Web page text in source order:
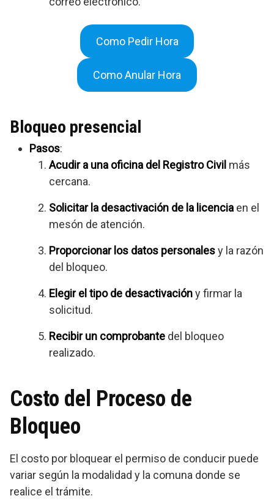
Como Pedir Hora
Como Anular Hora
Bloqueo presencial
Pasos:
Acudir a una oficina del Registro Civil más
cercana.
Solicitar la desactivación de la licencia en el
mesón de atención.
Proporcionar los datos personalesy la razón
del bloqueo.
Elegir el tipo de desactivacióny firmar la
solicitud.
Recibir un comprobante del bloqueo
realizado.
Costo del Proceso de
Bloqueo
El costo por bloquear el permiso de conducir puede
variar según la modalidad y la comuna donde se
realice el trámite.